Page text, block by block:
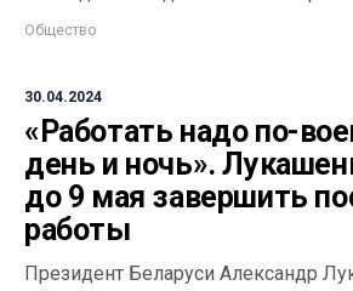
Общество
30.04.2024
«Работать надо по-
день и ночь».
до 9 мая завершить
работы
Президент Беларуси Александр